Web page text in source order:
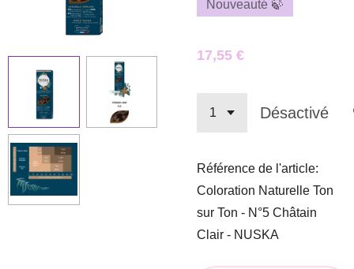
Nouveauté 🍃
17,55 €
Désactivé
Référence de l'article:
Coloration Naturelle Ton
sur Ton - N°5 Châtain
Clair - NUSKA